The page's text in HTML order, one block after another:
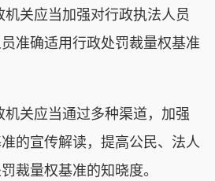
关应当加强对行政执法人员
准确适用行政处罚裁量权基准
关应当通过多种渠道，加强
的宣传解读，提高公民、法人
裁量权基准的知晓度。